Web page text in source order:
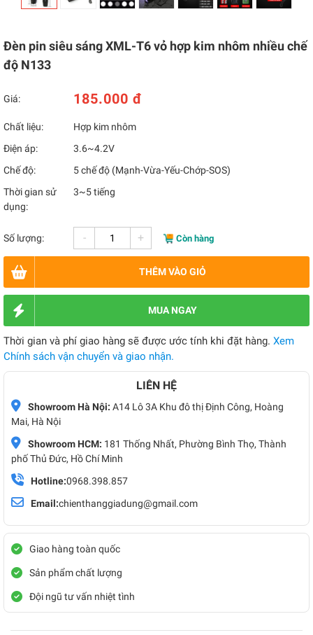
Đèn pin siêu sáng XML-T6 vỏ hợp kim nhôm nhiều chế
độ N133
Giá: 185.000 đ
Chất liệu:
Hợp kim nhôm
Điện áp:
3.6~4.2V
Chế độ:
5 chế độ (Mạnh-Vừa-Yếu-Chớp-SOS)
Thời gian sử
dụng:
3~5 tiếng
Số lượng: - + Còn hàng
THÊM VÀO GIỎ
MUA NGAY
Thời gian và phí giao hàng sẽ được ước tính khi đặt hàng. Xem
Chính sách vận chuyển và giao nhận.
LIÊN HỆ
Showroom Hà Nội: A14 Lô 3A Khu đô thị Định Công, Hoàng
Mai, Hà Nội
Showroom HCM: 181 Thống Nhất, Phường Bình Thọ, Thành
phố Thủ Đức, Hồ Chí Minh
Hotline:0968.398.857
Email:chienthanggiadung@gmail.com
Giao hàng toàn quốc
Sản phẩm chất lượng
Đội ngũ tư vấn nhiệt tình